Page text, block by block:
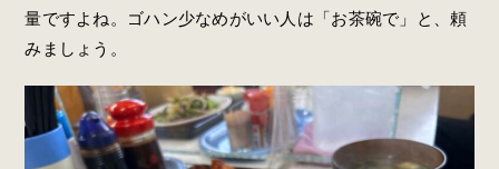
量ですよね。ゴハン少なめがいい人は「お茶碗で」と、頼
みましょう。